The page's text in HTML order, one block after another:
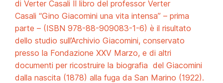
di Verter Casali Il libro del professor Verter
Casali “Gino Giacomini una vita intensa” – prima
parte – (ISBN 978-88-909083-1-6) è il risultato
dello studio sull’Archivio Giacomini, conservato
presso la Fondazione XXV Marzo, e di altri
documenti per ricostruire la biografia del Giacomini
dalla nascita (1878) alla fuga da San Marino (1922).